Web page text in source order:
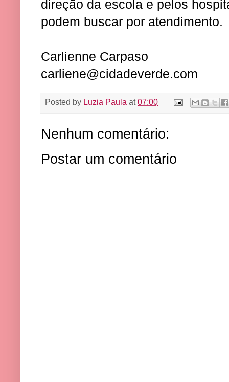
direção da escola e pelos
podem buscar por atendimento.
Carlienne Carpaso
carliene@cidadeverde.com
Posted by Luzia Paula at07:00
Nenhum comentário:
Postar um comentário